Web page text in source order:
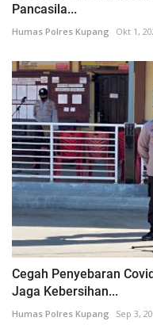
Pancasila...
Humas Polres Kupang Okt 1,
Cegah Penyebaran
Jaga Kebersihan...
Humas Polres Kupang Sep 3,